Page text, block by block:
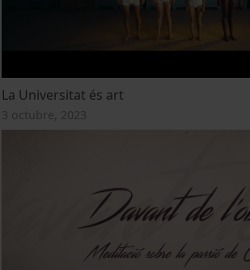
La Universitat és art
3 octubre, 2023